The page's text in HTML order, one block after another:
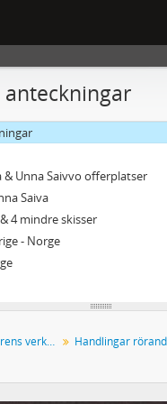
anteckningar
juli 1915 (handskrift)
(renskrift)
m.m. i anledning av resan
& Unna Saivvo offerplatser
Saiva
4 mindre skisser
- Norge
och andra räkningar
resplaner
Handlingar rörande arkivbildarens verksamhet
Handlingar